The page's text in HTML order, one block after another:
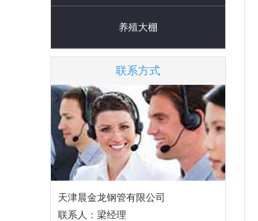
养殖大棚
联系方式
天津晨金龙钢管有限公司
联系人：梁经理